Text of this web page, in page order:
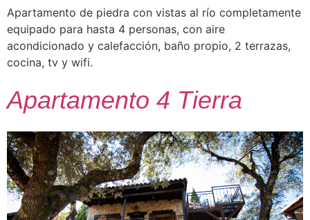
Apartamento de piedra con vistas al río completamente
equipado para hasta 4 personas, con aire
acondicionado y calefacción, baño propio, 2 terrazas,
cocina, tv y wifi.
Apartamento 4 Tierra